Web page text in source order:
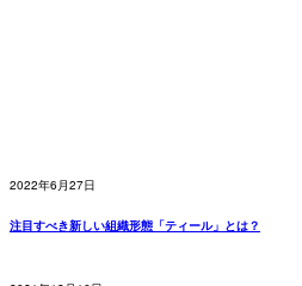
2022年6月27日
注目すべき新しい組織形態「ティール」とは？